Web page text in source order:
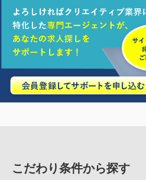
こだわり条件から探す